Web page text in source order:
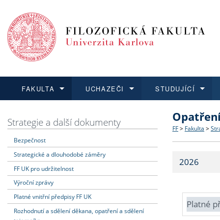
FAKULTA
Dozvědět se více
Struktura
Strategie
Fakultní
UCHAZEČI
Podat přihlášku
Co
Učitelské
STUDUJÍCÍ
Dozvědět se více
Dozvědět se více
O vědě a
Dozvědět se více
Aktuální
Strategie a další dokumenty
Bezpečnost
Strategické a dlouhodobé záměry
FF UK pro udržitelnost
Výroční zprávy
Platné vnitřní předpisy FF UK
Rozhodnutí a sdělení děkana, opatření a sdělení
FF > Fakulta >
2026
Platné